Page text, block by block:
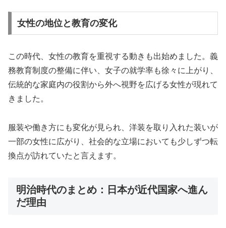
女性の地位と教育の変化
この時代、女性の教育を重視する動きも出始めました。義
務教育制度の整備に伴い、女子の就学率も徐々に上がり、
伝統的な家庭内の役割から外へ視野を広げる女性が現れて
きました。
服装や働き方にも変化が見られ、洋装を取り入れた装いが
一部の女性に広がり、社会的な立場においても少しずつ転
換点が訪れていたと言えます。
明治時代のまとめ：日本が近代国家へ進ん
だ理由